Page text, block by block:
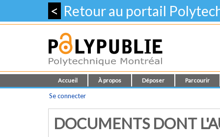
< Retour au portail
Accueil À propos Déposer Parcourir
Se connecter
DOCUMENTS DONT